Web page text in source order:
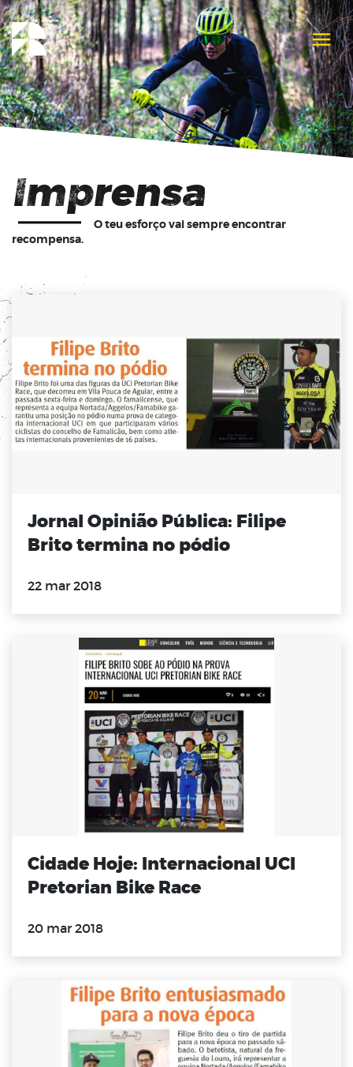
Imprensa
O teu esforço vai sempre encontrar
recompensa.
Jornal Opinião Pública: Filipe
Brito termina no pódio
22 mar 2018
Cidade Hoje: Internacional UCI
Pretorian Bike Race
20 mar 2018